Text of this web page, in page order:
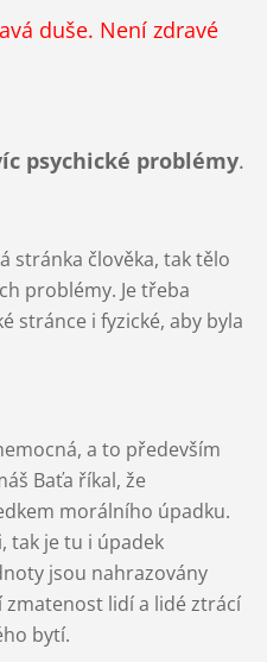
duše. Není zdravé
psychické problémy.
stránka člověka, tak tělo
problémy. Je třeba
stránce i fyzické, aby byla
a to především
Baťa říkal, že
morálního úpadku.
tak je tu i úpadek
jsou nahrazovány
lidí a lidé ztrácí
bytí.